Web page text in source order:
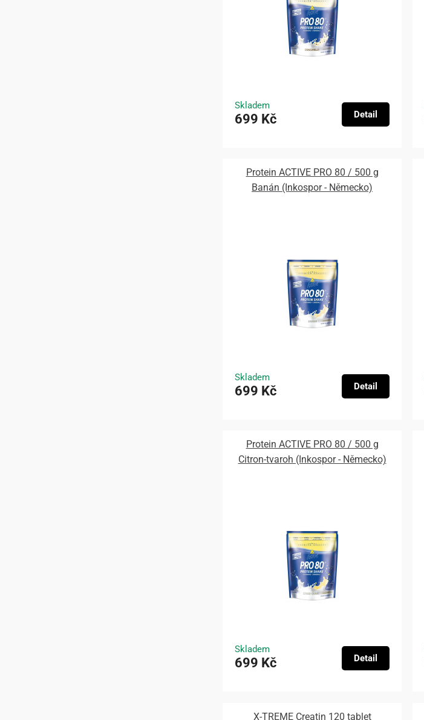
Skladem
699 Kč Detail
Protein ACTIVE PRO 80 / 500 g
Banán (Inkospor - Německo)
Skladem
699 Kč Detail
Protein ACTIVE PRO 80 / 500 g
Citron-tvaroh (Inkospor - Německo)
Skladem
699 Kč Detail
X-TREME Creatin 120 tablet